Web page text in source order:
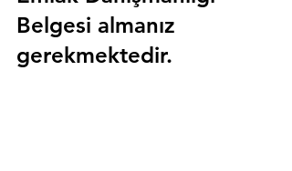
Belgesi almanız
gerekmektedir.